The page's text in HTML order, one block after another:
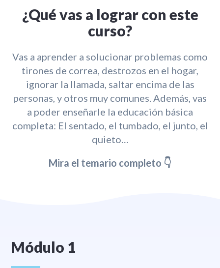
¿Qué vas a lograr con este
curso?
Vas a aprender a solucionar problemas como
tirones de correa, destrozos en el hogar,
ignorar la llamada, saltar encima de las
personas, y otros muy comunes. Además, vas
a poder enseñarle la educación básica
completa: El sentado, el tumbado, el junto, el
quieto…
Mira el temario completo 👇
Módulo 1